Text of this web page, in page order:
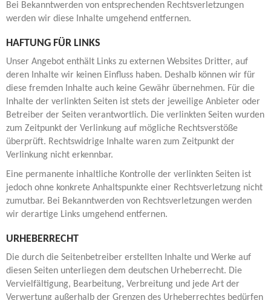
Bei Bekanntwerden von entsprechenden Rechtsverletzungen
werden wir diese Inhalte umgehend entfernen.
HAFTUNG FÜR LINKS
Unser Angebot enthält Links zu externen Websites Dritter, auf
deren Inhalte wir keinen Einfluss haben. Deshalb können wir für
diese fremden Inhalte auch keine Gewähr übernehmen. Für die
Inhalte der verlinkten Seiten ist stets der jeweilige Anbieter oder
Betreiber der Seiten verantwortlich. Die verlinkten Seiten wurden
zum Zeitpunkt der Verlinkung auf mögliche Rechtsverstöße
überprüft. Rechtswidrige Inhalte waren zum Zeitpunkt der
Verlinkung nicht erkennbar.
Eine permanente inhaltliche Kontrolle der verlinkten Seiten ist
jedoch ohne konkrete Anhaltspunkte einer Rechtsverletzung nicht
zumutbar. Bei Bekanntwerden von Rechtsverletzungen werden
wir derartige Links umgehend entfernen.
URHEBERRECHT
Die durch die Seitenbetreiber erstellten Inhalte und Werke auf
diesen Seiten unterliegen dem deutschen Urheberrecht. Die
Vervielfältigung, Bearbeitung, Verbreitung und jede Art der
Verwertung außerhalb der Grenzen des Urheberrechtes bedürfen